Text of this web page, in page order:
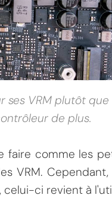
VRM plutôt que
de plus.
faire comme les
VRM.
ci revient à